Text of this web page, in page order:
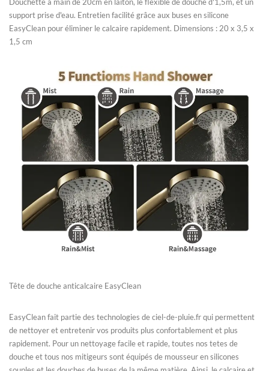
support prise d'eau. Entretien facilité grâce aux buses en silicone
EasyClean pour éliminer le calcaire rapidement. Dimensions : 20 x 3,5 x
1,5 cm
Tête de douche anticalcaire EasyClean
EasyClean fait partie des technologies de ciel-de-pluie.fr qui permettent
de nettoyer et entretenir vos produits plus confortablement et plus
rapidement. Pour un nettoyage facile et rapide, toutes nos tetes de
douche et tous nos mitigeurs sont équipés de mousseur en silicones